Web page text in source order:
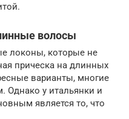
волосы
локоны, которые не
прическа на длинных
варианты, многие
Однако у итальянки и
является то, что